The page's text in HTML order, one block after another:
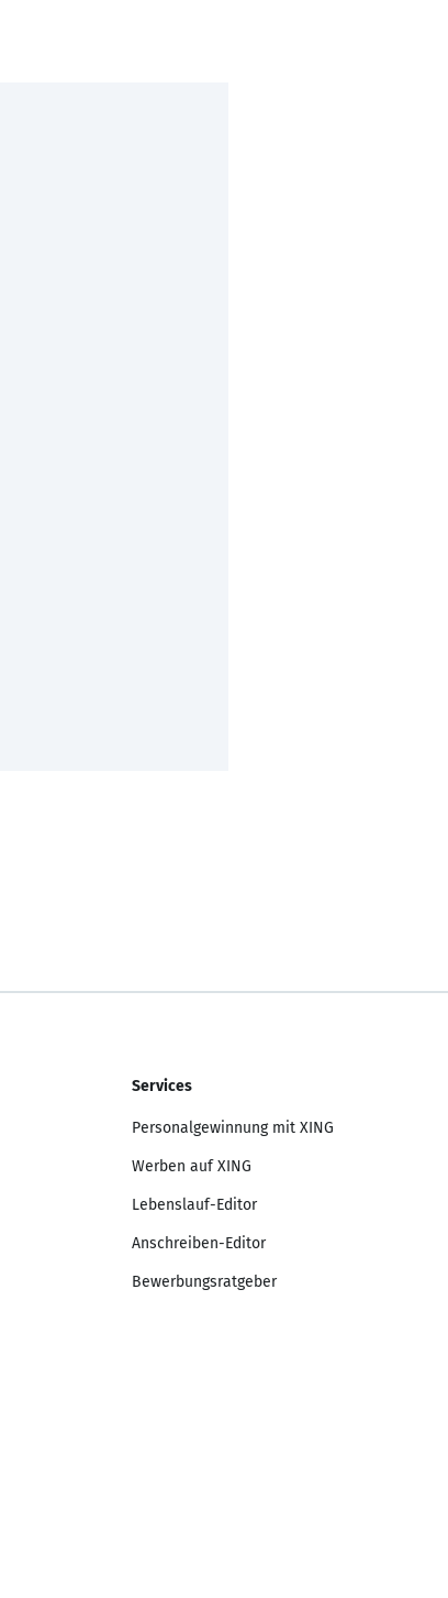
Services
Personalgewinnung mit XING
Werben auf XING
Lebenslauf-Editor
Anschreiben-Editor
Bewerbungsratgeber